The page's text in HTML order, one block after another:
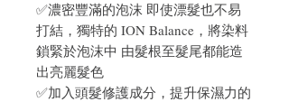
✅濃密豐滿的泡沫 即使漂髮也不易
打結，獨特的 ION Balance，將染料
鎖緊於泡沫中 由髮根至髮尾都能造
出亮麗髮色
✅加入頭髮修護成分，提升保濕力的